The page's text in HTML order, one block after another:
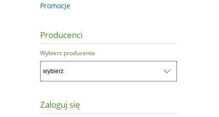
Promocje
Producenci
Wybierz producenta
Zaloguj się